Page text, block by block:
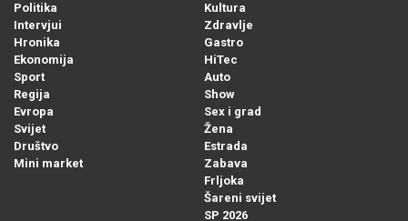
Politika
Intervjui
Hronika
Ekonomija
Sport
Regija
Evropa
Svijet
Društvo
Mini market
Kultura
Zdravlje
Gastro
HiTec
Auto
Show
Sex i grad
Žena
Estrada
Zabava
Frljoka
Šareni svijet
SP 2026